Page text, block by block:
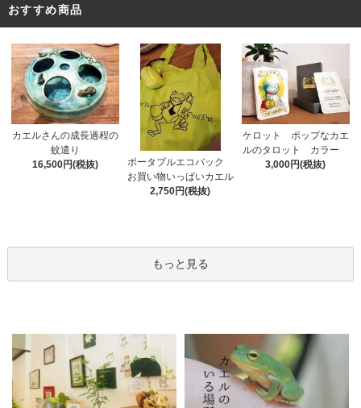
おすすめ商品
カエルさんの成長過程の
蚊遣り
16,500円(税抜)
ポータブルエコバック
お買い物いっぱいカエル
2,750円(税抜)
ケロット ポップなカエ
ルのタロット カラー
3,000円(税抜)
もっと見る